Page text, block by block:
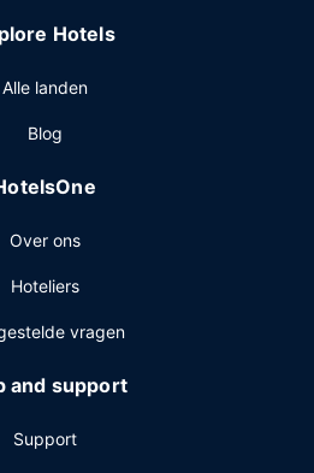
je gratis parkeerplaatsen.
Hotels
Alle landen
Blog
Over ons
Hoteliers
vragen
and support
Support